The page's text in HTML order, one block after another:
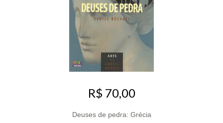
R$ 70,00
Deuses de pedra: Grécia